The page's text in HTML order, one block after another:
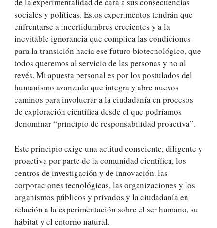
de la experimentalidad de cara a sus consecuencias
sociales y políticas. Estos experimentos tendrán que
enfrentarse a incertidumbres crecientes y a la
inevitable ignorancia que complica las condiciones
para la transición hacia ese futuro biotecnológico, que
todos queremos al servicio de las personas y no al
revés. Mi apuesta personal es por los postulados del
humanismo avanzado que integra y abre nuevos
caminos para involucrar a la ciudadanía en procesos
de exploración científica desde el que podríamos
denominar “principio de responsabilidad proactiva”.
Este principio exige una actitud consciente, diligente y
proactiva por parte de la comunidad científica, los
centros de investigación y de innovación, las
corporaciones tecnológicas, las organizaciones y los
organismos públicos y privados y la ciudadanía en
relación a la experimentación sobre el ser humano, su
hábitat y el entorno natural.